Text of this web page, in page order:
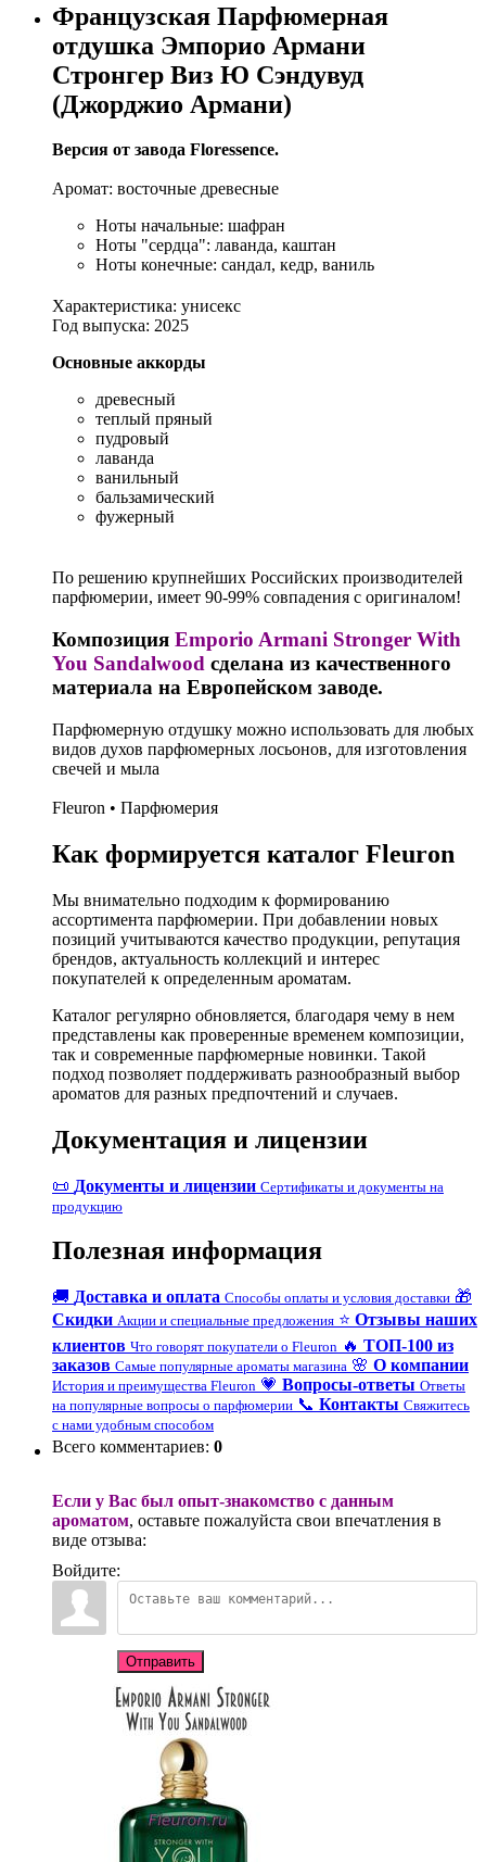
Французская Парфюмерная
отдушка Эмпорио Армани
Стронгер Виз Ю Сэндувуд
(Джорджио Армани)
Версия от завода Floressence.
Аромат: восточные древесные
Ноты начальные: шафран
Ноты "сердца": лаванда, каштан
Ноты конечные: сандал, кедр, ваниль
Характеристика: унисекс
Год выпуска: 2025
Основные аккорды
древесный
теплый пряный
пудровый
лаванда
ванильный
бальзамический
фужерный
По решению крупнейших Российских производителей
парфюмерии, имеет 90-99% совпадения с оригиналом!
Композиция Emporio Armani Stronger With
You Sandalwood сделана из качественного
материала на Европейском заводе.
Парфюмерную отдушку можно использовать для любых
видов духов парфюмерных лосьонов, для изготовления
свечей и мыла
Fleuron • Парфюмерия
Как формируется каталог Fleuron
Мы внимательно подходим к формированию
ассортимента парфюмерии. При добавлении новых
позиций учитываются качество продукции, репутация
брендов, актуальность коллекций и интерес
покупателей к определенным ароматам.
Каталог регулярно обновляется, благодаря чему в нем
представлены как проверенные временем композиции,
так и современные парфюмерные новинки. Такой
подход позволяет поддерживать разнообразный выбор
ароматов для разных предпочтений и случаев.
Документация и лицензии
📜 Документы и лицензии Сертификаты и документы на
продукцию
Полезная информация
🚚 Доставка и оплата Способы оплаты и условия доставки 🎁
Скидки Акции и специальные предложения ⭐ Отзывы наших
клиентов Что говорят покупатели о Fleuron 🔥 ТОП-100 из
заказов Самые популярные ароматы магазина 🌸 О компании
История и преимущества Fleuron 💗 Вопросы-ответы Ответы
на популярные вопросы о парфюмерии 📞 Контакты Свяжитесь
с нами удобным способом
Всего комментариев: 0
Если у Вас был опыт-знакомство с данным
ароматом, оставьте пожалуйста свои впечатления в
виде отзыва:
Войдите:
Отправить